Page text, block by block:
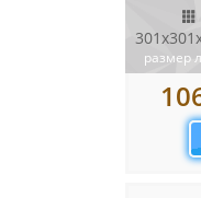
размер